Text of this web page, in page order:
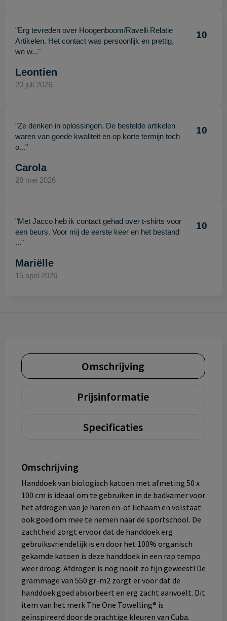
"Erg tevreden over Hoogenboom/Ravelli Relatie
Artikelen. Het contact was persoonlijk en prettig,
we w..."
10
Leontien
20 juli 2026
"Ze denken in oplossingen. De bestelde artikelen
waren van goede kwaliteit en op korte termijn toch
o..."
10
Carola
28 mei 2026
"Met Jacco heb ik contact gehad over t-shirts voor
een beurs. Voor mij de eerste keer en het bestand
..."
10
Mariëlle
15 april 2026
Omschrijving
Prijsinformatie
Specificaties
Omschrijving
Handdoek van biologisch katoen met afmeting 50 x
100 cm is ideaal om te gebruiken in de badkamer voor
het afdrogen van je haren en-of lichaam en volstaat
ook goed om mee te nemen naar de sportschool. De
zachtheid zorgt ervoor dat de handdoek erg
gebruiksvriendelijk is en door het 100% organisch
gekamde katoen is deze handdoek in een rap tempo
weer droog. Afdrogen is nog nooit zo fijn geweest! De
grammage van 550 gr-m2 zorgt er voor dat de
handdoek goed absorbeert en erg zacht aanvoelt. Dit
item van het merk The One Towelling® is
geïnspireerd door de prachtige kleuren van Cuba.